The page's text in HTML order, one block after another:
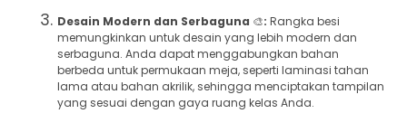
Desain Modern dan Serbaguna 🎨: Rangka besi
memungkinkan untuk desain yang lebih modern dan
serbaguna. Anda dapat menggabungkan bahan
berbeda untuk permukaan meja, seperti laminasi tahan
lama atau bahan akrilik, sehingga menciptakan tampilan
yang sesuai dengan gaya ruang kelas Anda.